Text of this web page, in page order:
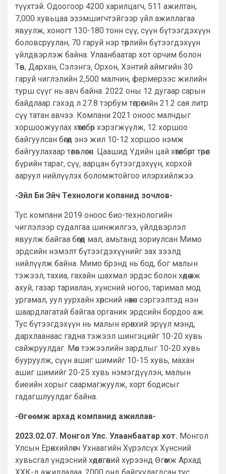
түүхтэй. Одоогоор 4200 харилцагч, 511 ажилтан,
7,000 хувьцаа эзэмшигчтэйгээр үйл ажиллагаа
явуулж, хоногт 130-180 тонн сүү, сүүн бүтээгдэхүүн
боловсруулан, 70 гаруй нэр төрлийн бүтээгдэхүүн
үйлдвэрлэж байна. Улаанбаатар хот орчим болон
Төв, Дархан, Сэлэнгэ, Орхон, Хэнтий аймгийн 30
гаруй чиглэлийн 2,500 малчин, фермерээс жилийн
турш сүүг нь авч байна. 2022 оны 12 дугаар сарын
байдлаар гэхэд л 27.8 тэрбум төгрөгийн 21.2 сая литр
сүү татан авчээ. Компани 2021 оноос малчдыг
хоршоожуулах хөтөлбөр хэрэгжүүлж, 12 хоршоо
байгуулсан бөгөөд энэ жил 10-12 хоршоо нэмж
байгуулахаар төлөвлөсөн. Цаашид Үдийн цай хөтөлбөрт төрөл
бүрийн тараг, сүү, аарцан бүтээгдэхүүн, хорхой
ааруул нийлүүлэх боломжтойгоо илэрхийлжээ.
-Эйл Би Эйч Технологи копанид зочлов-
Тус компани 2019 оноос био-технологийн
чиглэлээр судалгаа шинжилгээ, үйлдвэрлэл
явуулж байгаа бөгөөд мал, амьтанд зориулсан Мимо
эрдсийн нэмэлт бүтээгдэхүүнийг зах зээлд
нийлүүлж байна. Мимо брэнд нь бод, бог малын
тэжээл, тахиа, гахайн шахмал эрдэс болон хөдөө аж
ахуй, газар тариалан, хүнсний ногоо, таримал мод
ургамал, уул уурхайн хөрсний нөхөн сэргээлтэд нэн
шаардлагатай байгаа органик эрдсийн бордоо аж.
Тус бүтээгдэхүүн нь малын ерөнхий эрүүл мэнд,
дархлаанаас гадна тэжээл шингэцийг 10-20 хувь
сайжруулдаг. Мөн тэжээлийн зардлыг 10-20 хувь
бууруулж, сүүн ашиг шимийг 10-15 хувь, махан
ашиг шимийг 20-25 хувь нэмэгдүүлэн, малын
биеийн хорыг саармагжуулж, хорт бодисыг
гадагшлуулдаг байна.
-Өгөөмж архад компанид ажиллав-
2023.02.07. Монгол Улс. Улаанбаатар хот. Монгол
Улсын Ерөнхийлөгч Ухнаагийн Хүрэлсүх Хүнсний
хувьсгал үндэсний хөдөлгөөний хүрээнд Өгөөмж Архад